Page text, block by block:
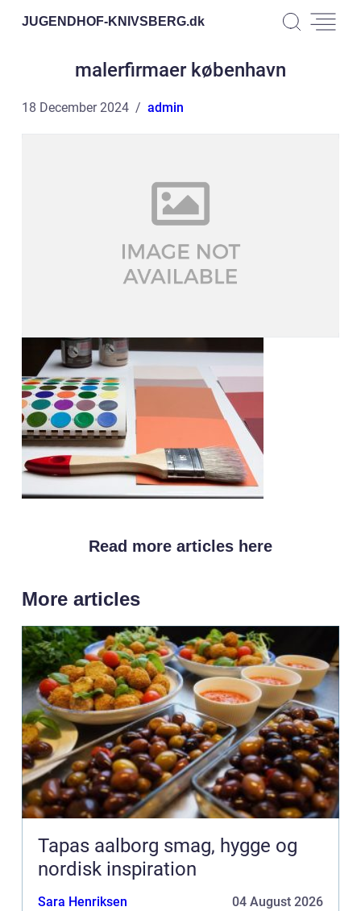
JUGENDHOF-KNIVSBERG.dk
malerfirmaer københavn
18 December 2024 admin
Read more articles here
More articles
Tapas aalborg smag, hygge og
nordisk inspiration
Sara Henriksen 04 August 2026